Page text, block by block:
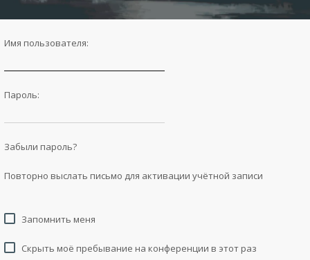
Имя пользователя:
Пароль:
Забыли пароль?
Повторно выслать письмо для активации учётной записи
Запомнить меня
Скрыть моё пребывание на конференции в этот раз